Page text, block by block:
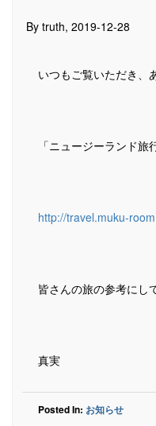
By truth, 2019-12-28
いつもご覧いただき、
「ニュージーランド旅
http://travel.muku-
皆さんの旅の参考にし
真実
Posted In: お知らせ